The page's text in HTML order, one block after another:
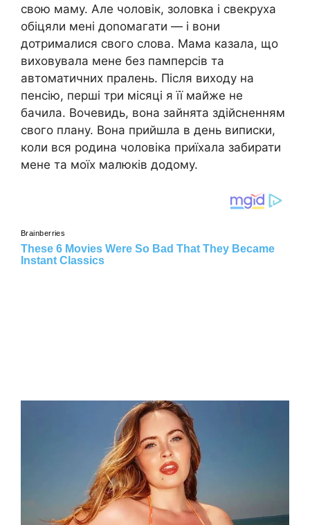
свою маму. Але чоловік, золовка і свекруха
обіцяли мені доnомагати — і вони
дотрималися свого слова. Мама казала, що
виховувала мене без памперсів та
автоматичних пралень. Після виходу на
пенсію, перші три місяці я її майже не
бачила. Вочевидь, вона зайнята здійсненням
свого плану. Вона прийшла в день виписки,
коли вся родина чоловіка приїхала забирати
мене та моїх малюків додому.